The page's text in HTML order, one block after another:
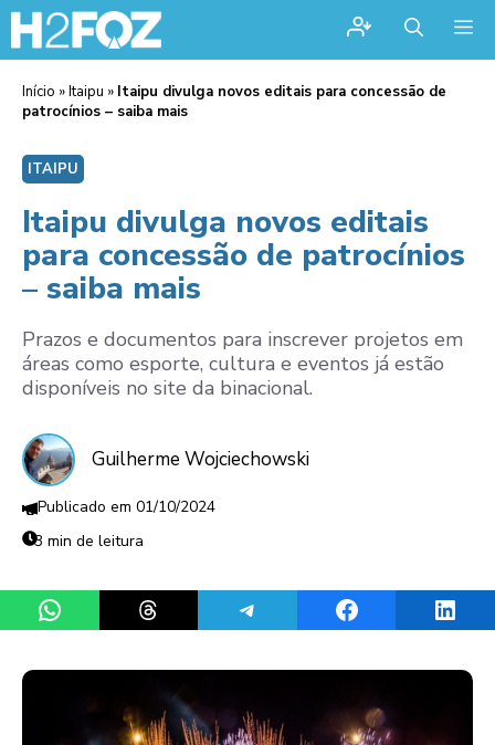
Início »Itaipu » Itaipu divulga novos editais para concessão de
patrocínios – saiba mais
ITAIPU
Itaipu divulga novos editais
para concessão de patrocínios
– saiba mais
Prazos e documentos para inscrever projetos em
áreas como esporte, cultura e eventos já estão
disponíveis no site da binacional.
Guilherme Wojciechowski
01/10/2024
3 min de leitura
Share on WhatsAppShare on ThreadsShare on TelegramShare on Facebook